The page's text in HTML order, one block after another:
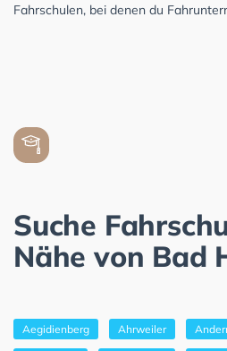
Fahrschulen, bei denen du
Suche
Nähe von Bad
Aegidienberg Ahrweiler